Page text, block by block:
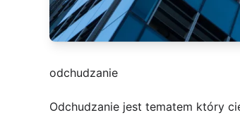
odchudzanie
Odchudzanie jest tematem który